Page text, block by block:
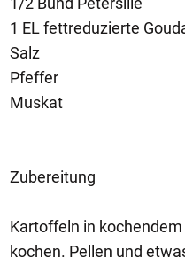
1 EL fettreduzierte
Salz
Pfeffer
Muskat
Zubereitung
Kartoffeln in
kochen. Pellen und